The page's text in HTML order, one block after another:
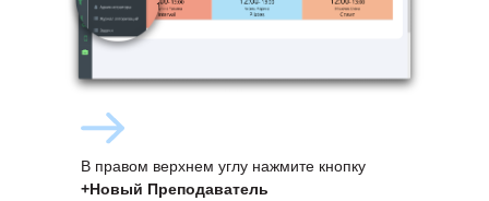
В правом верхнем углу нажмите кнопку
+Новый Преподаватель